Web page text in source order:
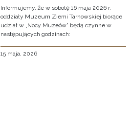
Informujemy, że w sobotę 16 maja 2026 r.
oddziały Muzeum Ziemi Tarnowskiej biorące
udział w „Nocy Muzeów” będą czynne w
następujących godzinach:
15 maja, 2026